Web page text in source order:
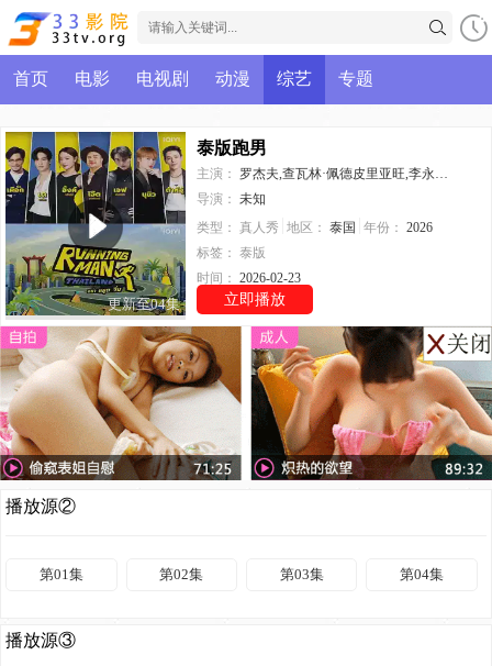
首页 电影 电视剧 动漫 综艺 专题
更新至04集
泰版跑男
主演：
罗杰夫,查瓦林·佩德皮里亚旺,李永钦,皮塔亚·萨丘安,塔湾·维弘可塔纳,瓦伦托恩·帕奥尼尔,平贲·帕尼同通隆,DJPuaek
导演： 未知
类型： 真人秀 地区： 泰国 年份： 2026
标签： 泰版
时间： 2026-02-23
立即播放
播放源②
第01集 第02集 第03集 第04集
播放源③